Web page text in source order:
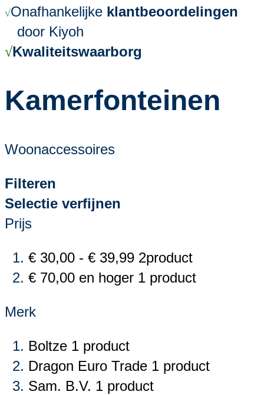
√Onafhankelijke klantbeoordelingen
door Kiyoh
√Kwaliteitswaarborg
Kamerfonteinen
Woonaccessoires
Filteren
Selectie verfijnen
Prijs
€ 30,00 - € 39,99 2product
€ 70,00 en hoger 1 product
Merk
Boltze 1 product
Dragon Euro Trade 1 product
Sam. B.V. 1 product